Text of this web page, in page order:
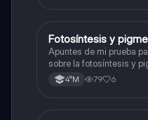
Biología
Fotosíntesis y
Apuntes de mi prueba
sobre la fotosíntesis y
4°M 79 6